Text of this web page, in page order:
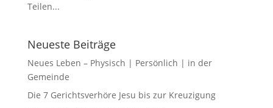
Teilen...
Neueste Beiträge
Neues Leben – Physisch | Persönlich | in der
Gemeinde
Die 7 Gerichtsverhöre Jesu bis zur Kreuzigung